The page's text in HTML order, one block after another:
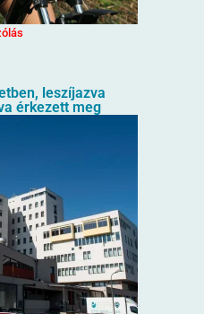
leszíjazva
érkezett meg